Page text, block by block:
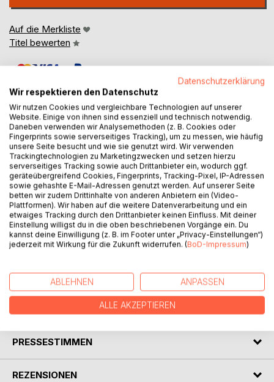
Auf die Merkliste
Titel bewerten
BESCHREIBUNG
Durch ihre langjährige Erfahrung in der Begegnung mit
Kindern, Jugendlichen und Erwachsenen gibt Cäcilia
Brodesser in ihrem Ratgeber 33 Ideen mit auf den Weg, um
Jugendliche und Erwachsene anerkennend und
wertschätzend zu begleiten. Es ist eine Reise ihrer Seele
durch ihre Lebensstationen. Die Autorin lässt viele Übungen
und Möglichkeiten für ein gelungenes Leben einfließen.
seien Sie auf Wunder gefasst!
PRESSESTIMMEN
REZENSIONEN
Datenschutzerklärung
Wir respektieren den Datenschutz
Wir nutzen Cookies und vergleichbare Technologien auf unserer
Website. Einige von ihnen sind essenziell und technisch notwendig.
Daneben verwenden wir Analysemethoden (z. B. Cookies oder
Fingerprints sowie serverseitiges Tracking), um zu messen, wie häufig
unsere Seite besucht und wie sie genutzt wird. Wir verwenden
Trackingtechnologien zu Marketingzwecken und setzen hierzu
serverseitiges Tracking sowie auch Drittanbieter ein, wodurch ggf.
geräteübergreifend Cookies, Fingerprints, Tracking-Pixel, IP-Adressen
sowie gehashte E-Mail-Adressen genutzt werden. Auf unserer Seite
betten wir zudem Drittinhalte von anderen Anbietern ein (Video-
Plattformen). Wir haben auf die weitere Datenverarbeitung und ein
etwaiges Tracking durch den Drittanbieter keinen Einfluss. Mit deiner
Einstellung willigst du in die oben beschriebenen Vorgänge ein. Du
kannst deine Einwilligung (z. B. im Footer unter „Privacy-Einstellungen“)
jederzeit mit Wirkung für die Zukunft widerrufen. (BoD-Impressum)
ABLEHNEN ANPASSEN
ALLE AKZEPTIEREN